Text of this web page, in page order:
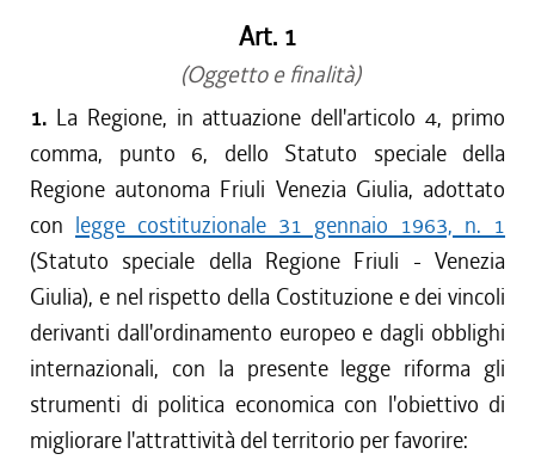
dal 26/02/2015 al 22/07/2015
Art. 1
(Oggetto e finalità)
1. La Regione, in attuazione dell'articolo 4, primo
comma, punto 6, dello Statuto speciale della
Regione autonoma Friuli Venezia Giulia, adottato
con legge costituzionale 31 gennaio 1963, n. 1
(Statuto speciale della Regione Friuli - Venezia
Giulia), e nel rispetto della Costituzione e dei vincoli
derivanti dall'ordinamento europeo e dagli obblighi
internazionali, con la presente legge riforma gli
strumenti di politica economica con l'obiettivo di
migliorare l'attrattività del territorio per favorire: